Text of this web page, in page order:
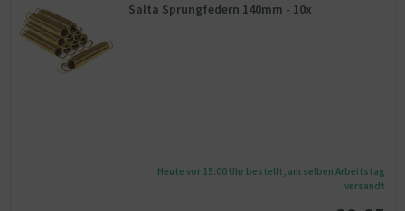
Salta Sprungfedern 140mm - 10x
Heute vor 15:00 Uhr bestellt, am selben Arbeitstag
versandt